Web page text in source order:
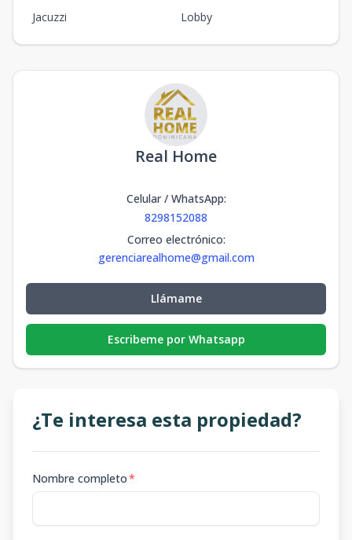
Jacuzzi
Lobby
Real Home
Celular / WhatsApp:
8298152088
Correo electrónico:
gerenciarealhome@gmail.com
Llámame
Escribeme por Whatsapp
¿Te interesa esta propiedad?
Nombre completo*